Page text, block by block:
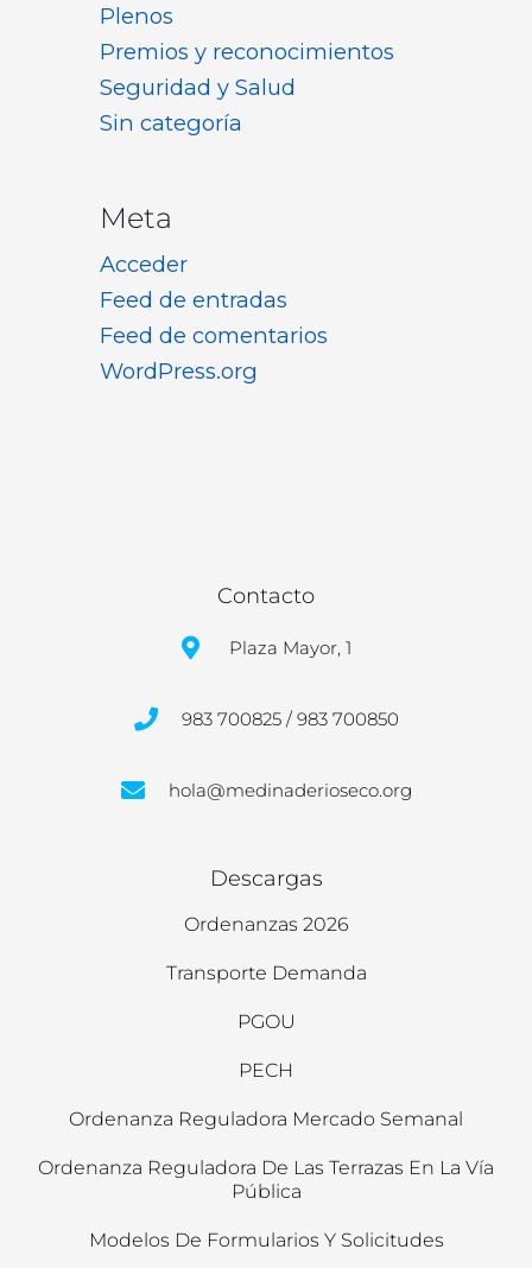
Plenos
Premios y reconocimientos
Seguridad y Salud
Sin categoría
Meta
Acceder
Feed de entradas
Feed de comentarios
WordPress.org
Contacto
Plaza Mayor, 1
983 700825 / 983 700850
hola@medinaderioseco.org
Descargas
Ordenanzas 2026
Transporte Demanda
PGOU
PECH
Ordenanza Reguladora Mercado Semanal
Ordenanza Reguladora De Las Terrazas En La Vía
Pública
Modelos De Formularios Y Solicitudes